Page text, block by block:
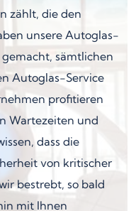
zählt, die den
unsere Autoglas-
sämtlichen
Autoglas-Service
profitieren
Wartezeiten und
dass die
von kritischer
bestrebt, so bald
mit Ihnen